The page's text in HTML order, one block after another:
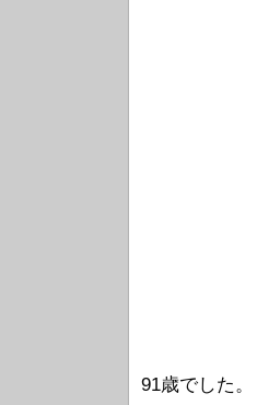
91歳でした。